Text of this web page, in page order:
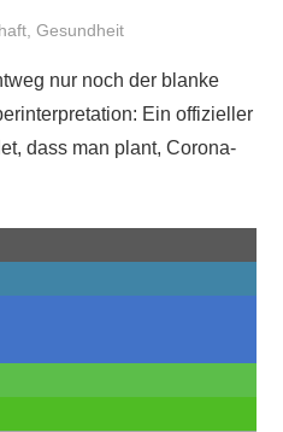
,Gesundheit
nur noch der blanke
Ein offizieller
dass man plant, Corona-